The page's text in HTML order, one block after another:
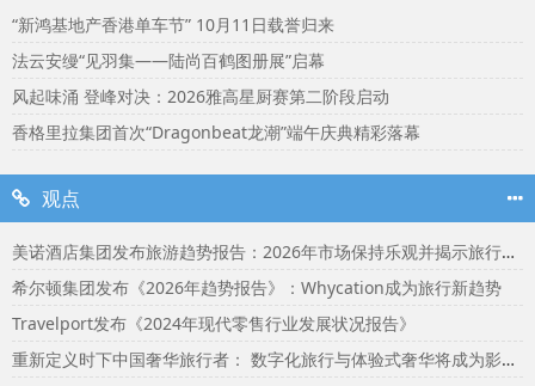
“新鸿基地产香港单车节” 10月11日载誉归来
法云安缦“见羽集——陆尚百鹤图册展”启幕
风起味涌 登峰对决：2026雅高星厨赛第二阶段启动
香格里拉集团首次“Dragonbeat龙潮”端午庆典精彩落幕
观点
美诺酒店集团发布旅游趋势报告：2026年市场保持乐观并揭示旅行者渴望联结
希尔顿集团发布《2026年趋势报告》：Whycation成为旅行新趋势
Travelport发布《2024年现代零售行业发展状况报告》
重新定义时下中国奢华旅行者： 数字化旅行与体验式奢华将成为影响2024年旅行选择的关键词